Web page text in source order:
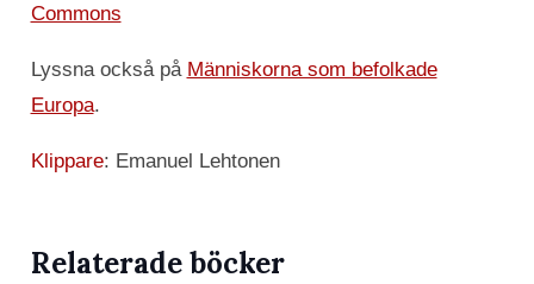
Commons
Lyssna också på Människorna som befolkade
Europa.
Klippare: Emanuel Lehtonen
Relaterade böcker